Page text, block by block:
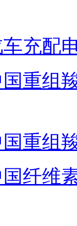
车充配
国重组
重组
国纤维